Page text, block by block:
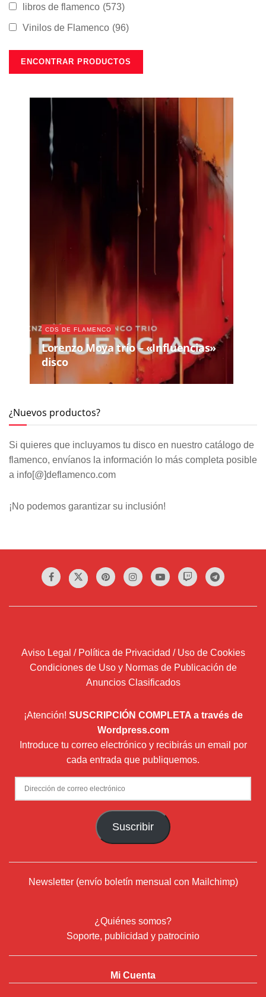
libros de flamenco (573)
Vinilos de Flamenco (96)
CDS DE FLAMENCO
Lorenzo Moya trío – «Influencias»
disco
¿Nuevos productos?
Si quieres que incluyamos tu disco en nuestro catálogo de
flamenco, envíanos la información lo más completa posible
a info[@]deflamenco.com
¡No podemos garantizar su inclusión!
Aviso Legal / Política de Privacidad / Uso de Cookies
Condiciones de Uso y Normas de Publicación de
Anuncios Clasificados
¡Atención! SUSCRIPCIÓN COMPLETA a través de
Wordpress.com
Introduce tu correo electrónico y recibirás un email por
cada entrada que publiquemos.
Dirección
de
Suscribir
Newsletter (envío boletín mensual con Mailchimp)
¿Quiénes somos?
Soporte, publicidad y patrocinio
Mi Cuenta